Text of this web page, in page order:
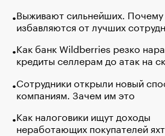
Выживают сильнейших.
избавляются от лучших
Как банк Wildberries резко
кредиты селлерам до атак на
Сотрудники открыли новый
компаниям. Зачем им это
Как налоговики ищут доходы
неработающих покупателей